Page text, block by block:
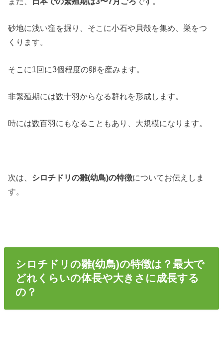
砂地に浅い窪を掘り、そこに小石や貝殻を集め、巣をつ
くります。
そこに1回に3個程度の卵を産みます。
非繁殖期には数十羽からなる群れを形成します。
時には数百羽にもなることもあり、大規模になります。
次は、 シロチドリの雛(幼鳥)の特徴についてお伝えしま
す。
シロチドリの雛(幼鳥)の特徴は？最大で
どれくらいの体長や大きさに成長する
の？